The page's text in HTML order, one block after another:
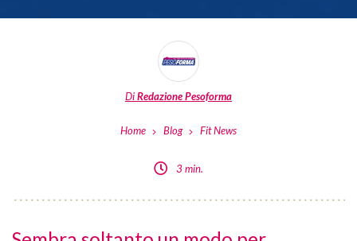
DiRedazione Pesoforma
Home Blog Fit News
3 min.